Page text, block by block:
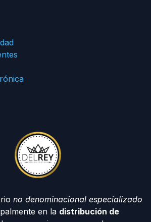
no denominacional especializado
en la distribución de